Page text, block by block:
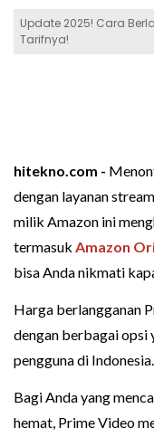
Update 2025! Cara
Tarifnya!
hitekno.com -
dengan layanan
milik Amazon ini
termasuk Amazon
bisa Anda nikmati
Harga berlangganan
dengan berbagai opsi
pengguna di Indonesia.
Bagi Anda yang
hemat, Prime Video